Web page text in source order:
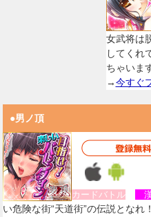
女武将は
してくれ
ちゃいま
→今すぐ
●男ノ頂
カードバトル
い危険な街“天道街”の伝説となれ